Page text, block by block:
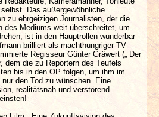
Das außergewöhnliche
zu ehrgeizigen Journalisten, der die
des Mediums weit überschreitet, um
ist in den Hauptrollen wunderbar
brilliert als machthungriger TV-
Regisseur Günter Gräwert („ Der
dem die zu Reportern des Teufels
bis in den OP folgen, um ihm im
den Tod zu wünschen. Eine
realitätsnah und verstörend.